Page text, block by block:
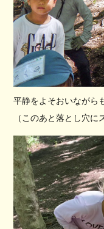
平静をよそおいながら
（このあと落とし穴に